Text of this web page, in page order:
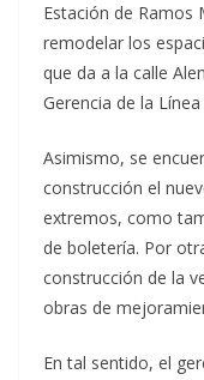
Estación de Ramos
remodelar los
que da a la calle
Gerencia de la
Asimismo, se
construcción el
extremos, como
de boletería. Por
construcción de la
obras de
En tal sentido, el